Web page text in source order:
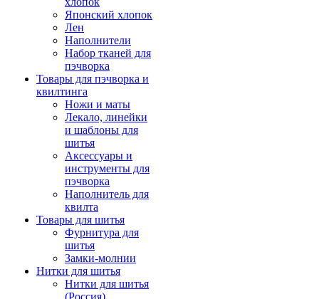
Японский хлопок
Лен
Наполнители
Набор тканей для
пэчворка
Товары для пэчворка и
квилтинга
Ножи и маты
Лекало, линейки
и шаблоны для
шитья
Аксессуары и
инструменты для
пэчворка
Наполнитель для
квилта
Товары для шитья
Фурнитура для
шитья
Замки-молнии
Нитки для шитья
Нитки для шитья
(Россия)